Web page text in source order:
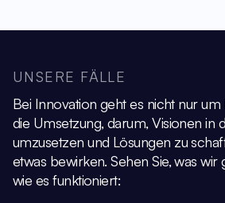
UNSERE FÄLLE
Bei Innovation geht es nicht nur
die Umsetzung, darum,Visionen in
umzusetzen und Lösungen zu
etwas bewirken.Sehen Sie, was
wie es funktioniert: